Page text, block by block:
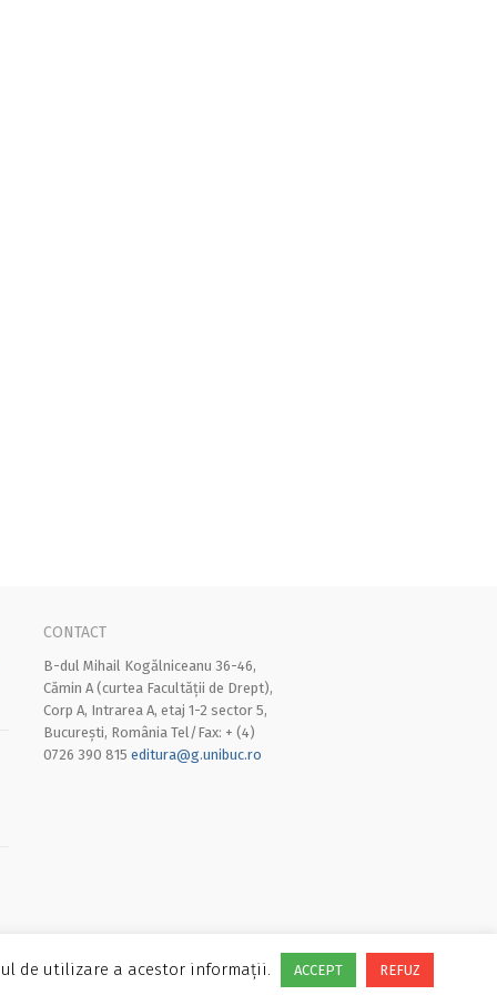
CONTACT
B-dul Mihail Kogălniceanu 36-46,
Cămin A (curtea Facultății de Drept),
Corp A, Intrarea A, etaj 1-2 sector 5,
București, România Tel/Fax: + (4)
0726 390 815 editura@g.unibuc.ro
de utilizare a acestor informații. ACCEPT REFUZ